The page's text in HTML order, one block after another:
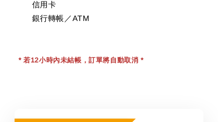
信用卡
銀行轉帳／ATM
* 若12小時內未結帳，訂單將自動取消 *